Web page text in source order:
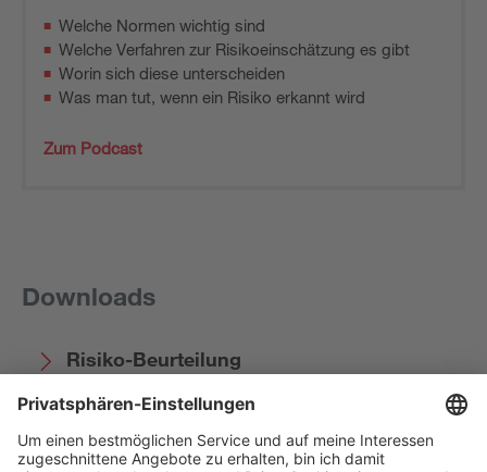
Welche Normen wichtig sind
Welche Verfahren zur Risikoeinschätzung es gibt
Worin sich diese unterscheiden
Was man tut, wenn ein Risiko erkannt wird
Zum Podcast
Downloads
Risiko-Beurteilung